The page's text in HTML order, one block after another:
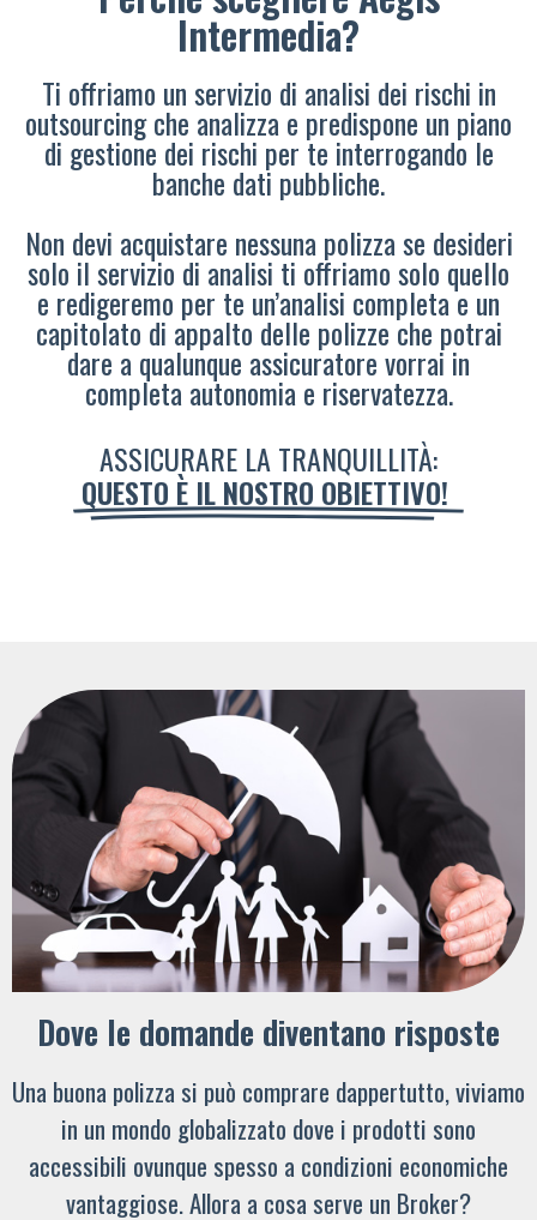
Intermedia?
Ti offriamo un servizio di analisi dei rischi in
outsourcing che analizza e predispone un piano
di gestione dei rischi per te interrogando le
banche dati pubbliche.
Non devi acquistare nessuna polizza se desideri
solo il servizio di analisi ti offriamo solo quello
e redigeremo per te un’analisi completa e un
capitolato di appalto delle polizze che potrai
dare a qualunque assicuratore vorrai in
completa autonomia e riservatezza.
ASSICURARE LA TRANQUILLITÀ:
QUESTO È IL NOSTRO OBIETTIVO!
Dove le domande diventano risposte
Una buona polizza si può comprare dappertutto, viviamo
in un mondo globalizzato dove i prodotti sono
accessibili ovunque spesso a condizioni economiche
vantaggiose. Allora a cosa serve un Broker?